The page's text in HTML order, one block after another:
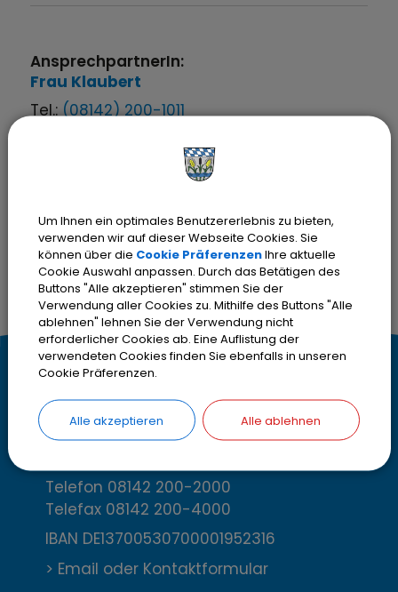
AnsprechpartnerIn:
Frau Klaubert
Tel.:(08142) 200-1011
Compliance, Informationssicherheit
K
o
n
t
a
k
Kontakt
Stadt Olching
Rebhuhnstr. 18
Telefon 08142 200-2000
Telefax 08142 200-4000
IBAN DE13700530700001952316
> Email oder Kontaktformular
Um Ihnen ein optimales Benutzererlebnis zu bieten,
verwenden wir auf dieser Webseite Cookies. Sie
können über die Cookie PräferenzenIhre aktuelle
Cookie Auswahl anpassen. Durch das Betätigen des
Buttons "Alle akzeptieren" stimmen Sie der
Verwendung aller Cookies zu. Mithilfe des Buttons "Alle
ablehnen" lehnen Sie der Verwendung nicht
erforderlicher Cookies ab. Eine Auflistung der
verwendeten Cookies finden Sie ebenfalls in unseren
Cookie Präferenzen.
Alle akzeptieren Alle ablehnen